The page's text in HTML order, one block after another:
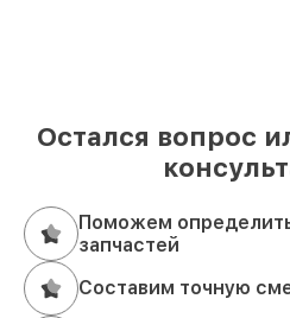
Остался вопрос
Поможем
запчастей
Составим точную